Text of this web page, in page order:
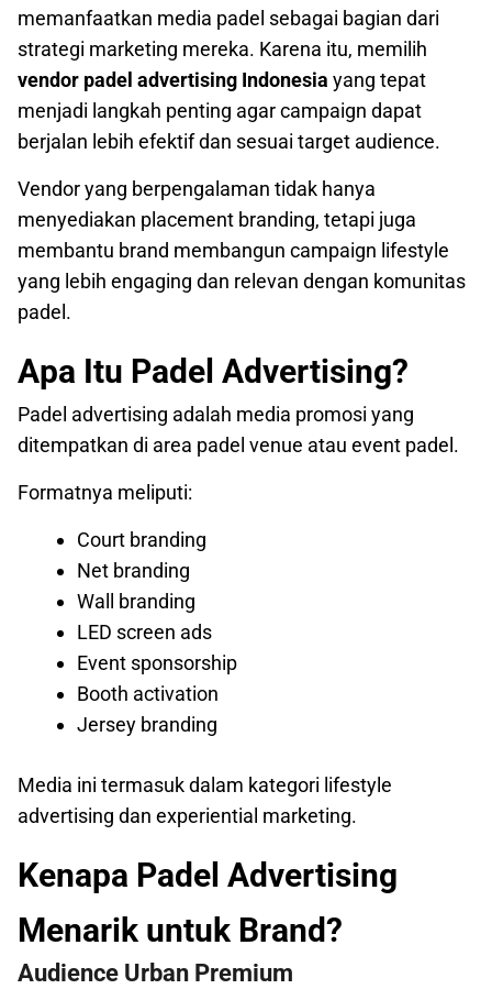
memanfaatkan media padel sebagai bagian dari
strategi marketing mereka. Karena itu, memilih
vendor padel advertising Indonesia yang tepat
menjadi langkah penting agar campaign dapat
berjalan lebih efektif dan sesuai target audience.
Vendor yang berpengalaman tidak hanya
menyediakan placement branding, tetapi juga
membantu brand membangun campaign lifestyle
yang lebih engaging dan relevan dengan komunitas
padel.
Apa Itu Padel Advertising?
Padel advertising adalah media promosi yang
ditempatkan di area padel venue atau event padel.
Formatnya meliputi:
Court branding
Net branding
Wall branding
LED screen ads
Event sponsorship
Booth activation
Jersey branding
Media ini termasuk dalam kategori lifestyle
advertising dan experiential marketing.
Kenapa Padel Advertising
Menarik untuk Brand?
Audience Urban Premium